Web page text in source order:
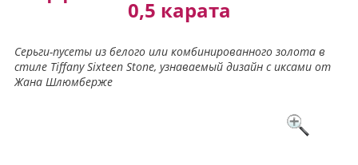
0,5 карата
Серьги-пусеты из белого или комбинированного золота в
стиле Tiffany Sixteen Stone, узнаваемый дизайн с иксами от
Жана Шлюмберже